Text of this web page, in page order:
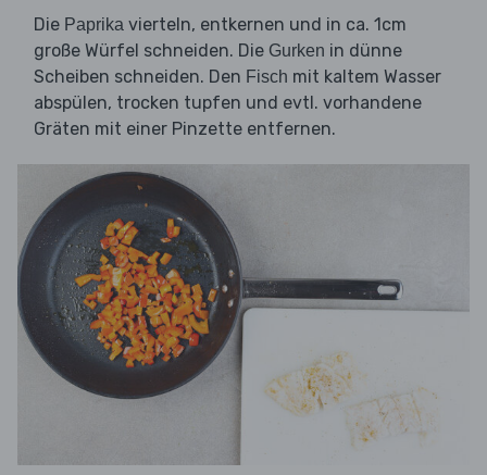
Die Paprika vierteln, entkernen und in ca. 1cm
große Würfel schneiden. Die Gurken in dünne
Scheiben schneiden. Den Fisch mit kaltem Wasser
abspülen, trocken tupfen und evtl. vorhandene
Gräten mit einer Pinzette entfernen.